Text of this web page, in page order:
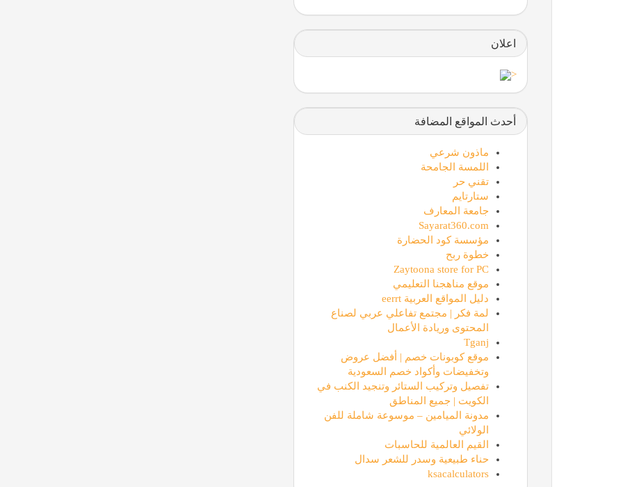
اعلان
<
أحدث المواقع المضافة
ماذون شرعي
اللمسة الجامحة
تقني حر
ستارتايم
جامعة المعارف
Sayarat360.com
مؤسسة كود الحضارة
خطوة ربح
Zaytoona store for PC
موقع مناهجنا التعليمي
دليل المواقع العربية eerrt
لمة فكر | مجتمع تفاعلي عربي لصناع
المحتوى وريادة الأعمال
Tganj
موقع كوبونات خصم | أفضل عروض
وتخفيضات وأكواد خصم السعودية
تفصيل وتركيب الستائر وتنجيد الكنب في
الكويت | جميع المناطق
مدونة الميامين – موسوعة شاملة للفن
الولائي
القيم العالمية للحاسبات
حناء طبيعية وسدر للشعر سدال
ksacalculators